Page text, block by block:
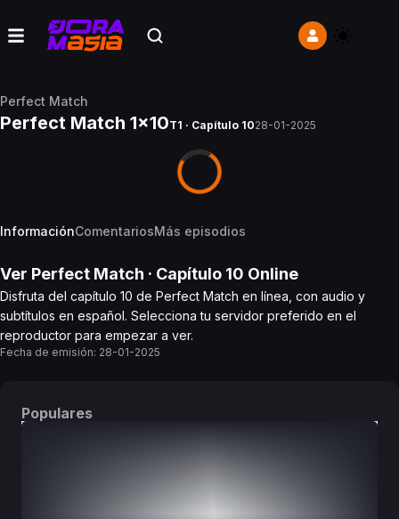
Perfect Match
Perfect Match 1x10T1 · Capítulo 1028-01-2025
InformaciónComentariosMás episodios
Ver Perfect Match · Capítulo 10 Online
Disfruta del capítulo 10 de Perfect Match en línea, con audio y
subtítulos en español. Selecciona tu servidor preferido en el
reproductor para empezar a ver.
Fecha de emisión: 28-01-2025
Populares